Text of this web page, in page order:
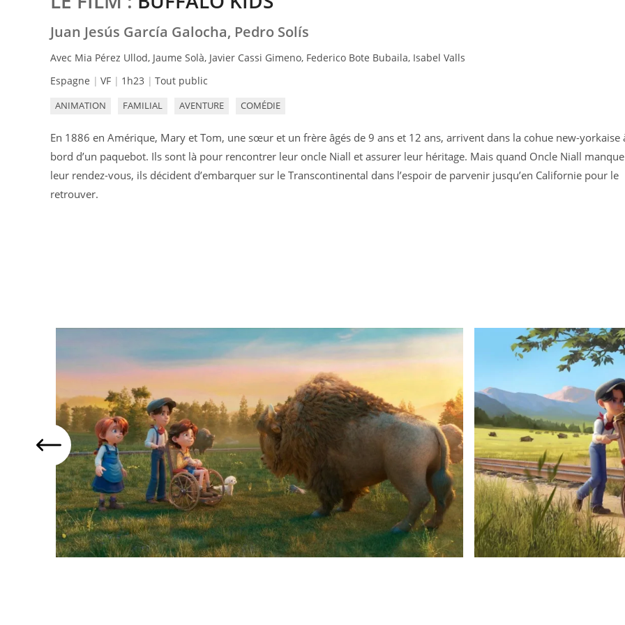
Juan Jesús García Galocha, Pedro Solís
Avec Mia Pérez Ullod, Jaume Solà, Javier Cassi Gimeno, Federico Bote Bubaila, Isabel Valls
Espagne
VF 1h23 Tout public
ANIMATION FAMILIAL AVENTURE COMÉDIE
En 1886 en Amérique, Mary et Tom, une sœur et un frère âgés de 9 ans et 12 ans, arrivent dans la cohue new-yorkaise
bord d’un paquebot. Ils sont là pour rencontrer leur oncle Niall et assurer leur héritage. Mais quand Oncle Niall manque
leur rendez-vous, ils décident d’embarquer sur le Transcontinental dans l’espoir de parvenir jusqu’en Californie pour le
retrouver.